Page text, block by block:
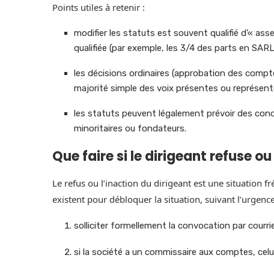
Points utiles à retenir :
modifier les statuts est souvent qualifié d’«
qualifiée (par exemple, les 3/4 des parts en
les décisions ordinaires (approbation des
majorité simple des voix présentes ou
les statuts peuvent légalement prévoir des
minoritaires ou fondateurs.
Que faire si le dirigeant refuse
Le refus ou l’inaction du dirigeant est une situation
existent pour débloquer la situation, suivant
solliciter formellement la convocation par
si la société a un commissaire aux comptes,